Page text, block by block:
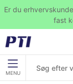
Er du
fast
MENU